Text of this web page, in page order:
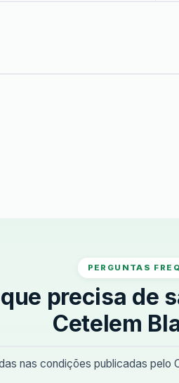
PERGUNTAS
precisa de
Cetelem
nas condições publicadas pelo